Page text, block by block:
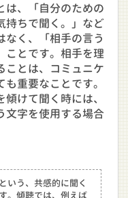
は、「自分のための
持ちで聞く。」など
なく、「相手の言う
ことです。相手を理
ことは、コミュニケ
重要なことです。
けて聞く時には、
文字を使用する場合
いう、共感的に聞く
。傾聴では、例えば